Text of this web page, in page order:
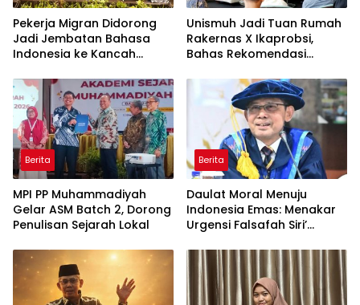
Pekerja Migran Didorong
Jadi Jembatan Bahasa
Indonesia ke Kancah
Unismuh Jadi Tuan Rumah
Rakernas X Ikaprobsi,
Bahas Rekomendasi
Indonesia di Tingkat
Global
Berita
MPI PP Muhammadiyah
Gelar ASM Batch 2, Dorong
Penulisan Sejarah Lokal
Berita
Daulat Moral Menuju
Indonesia Emas: Menakar
Urgensi Falsafah Siri’
Ancaman Kleptokrasi